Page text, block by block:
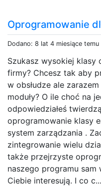
Oprogramowanie
Dodano: 8 lat 4 miesiące temu
Szukasz wysokiej klasy
firmy? Chcesz tak aby
w obsłudze ale
moduły? O ile choć na
odpowiedziałeś
oprogramowanie klasy
system zarządzania .
zintegrowanie wielu
także przejrzyste
naszego programu sam
Ciebie interesują. I co c...